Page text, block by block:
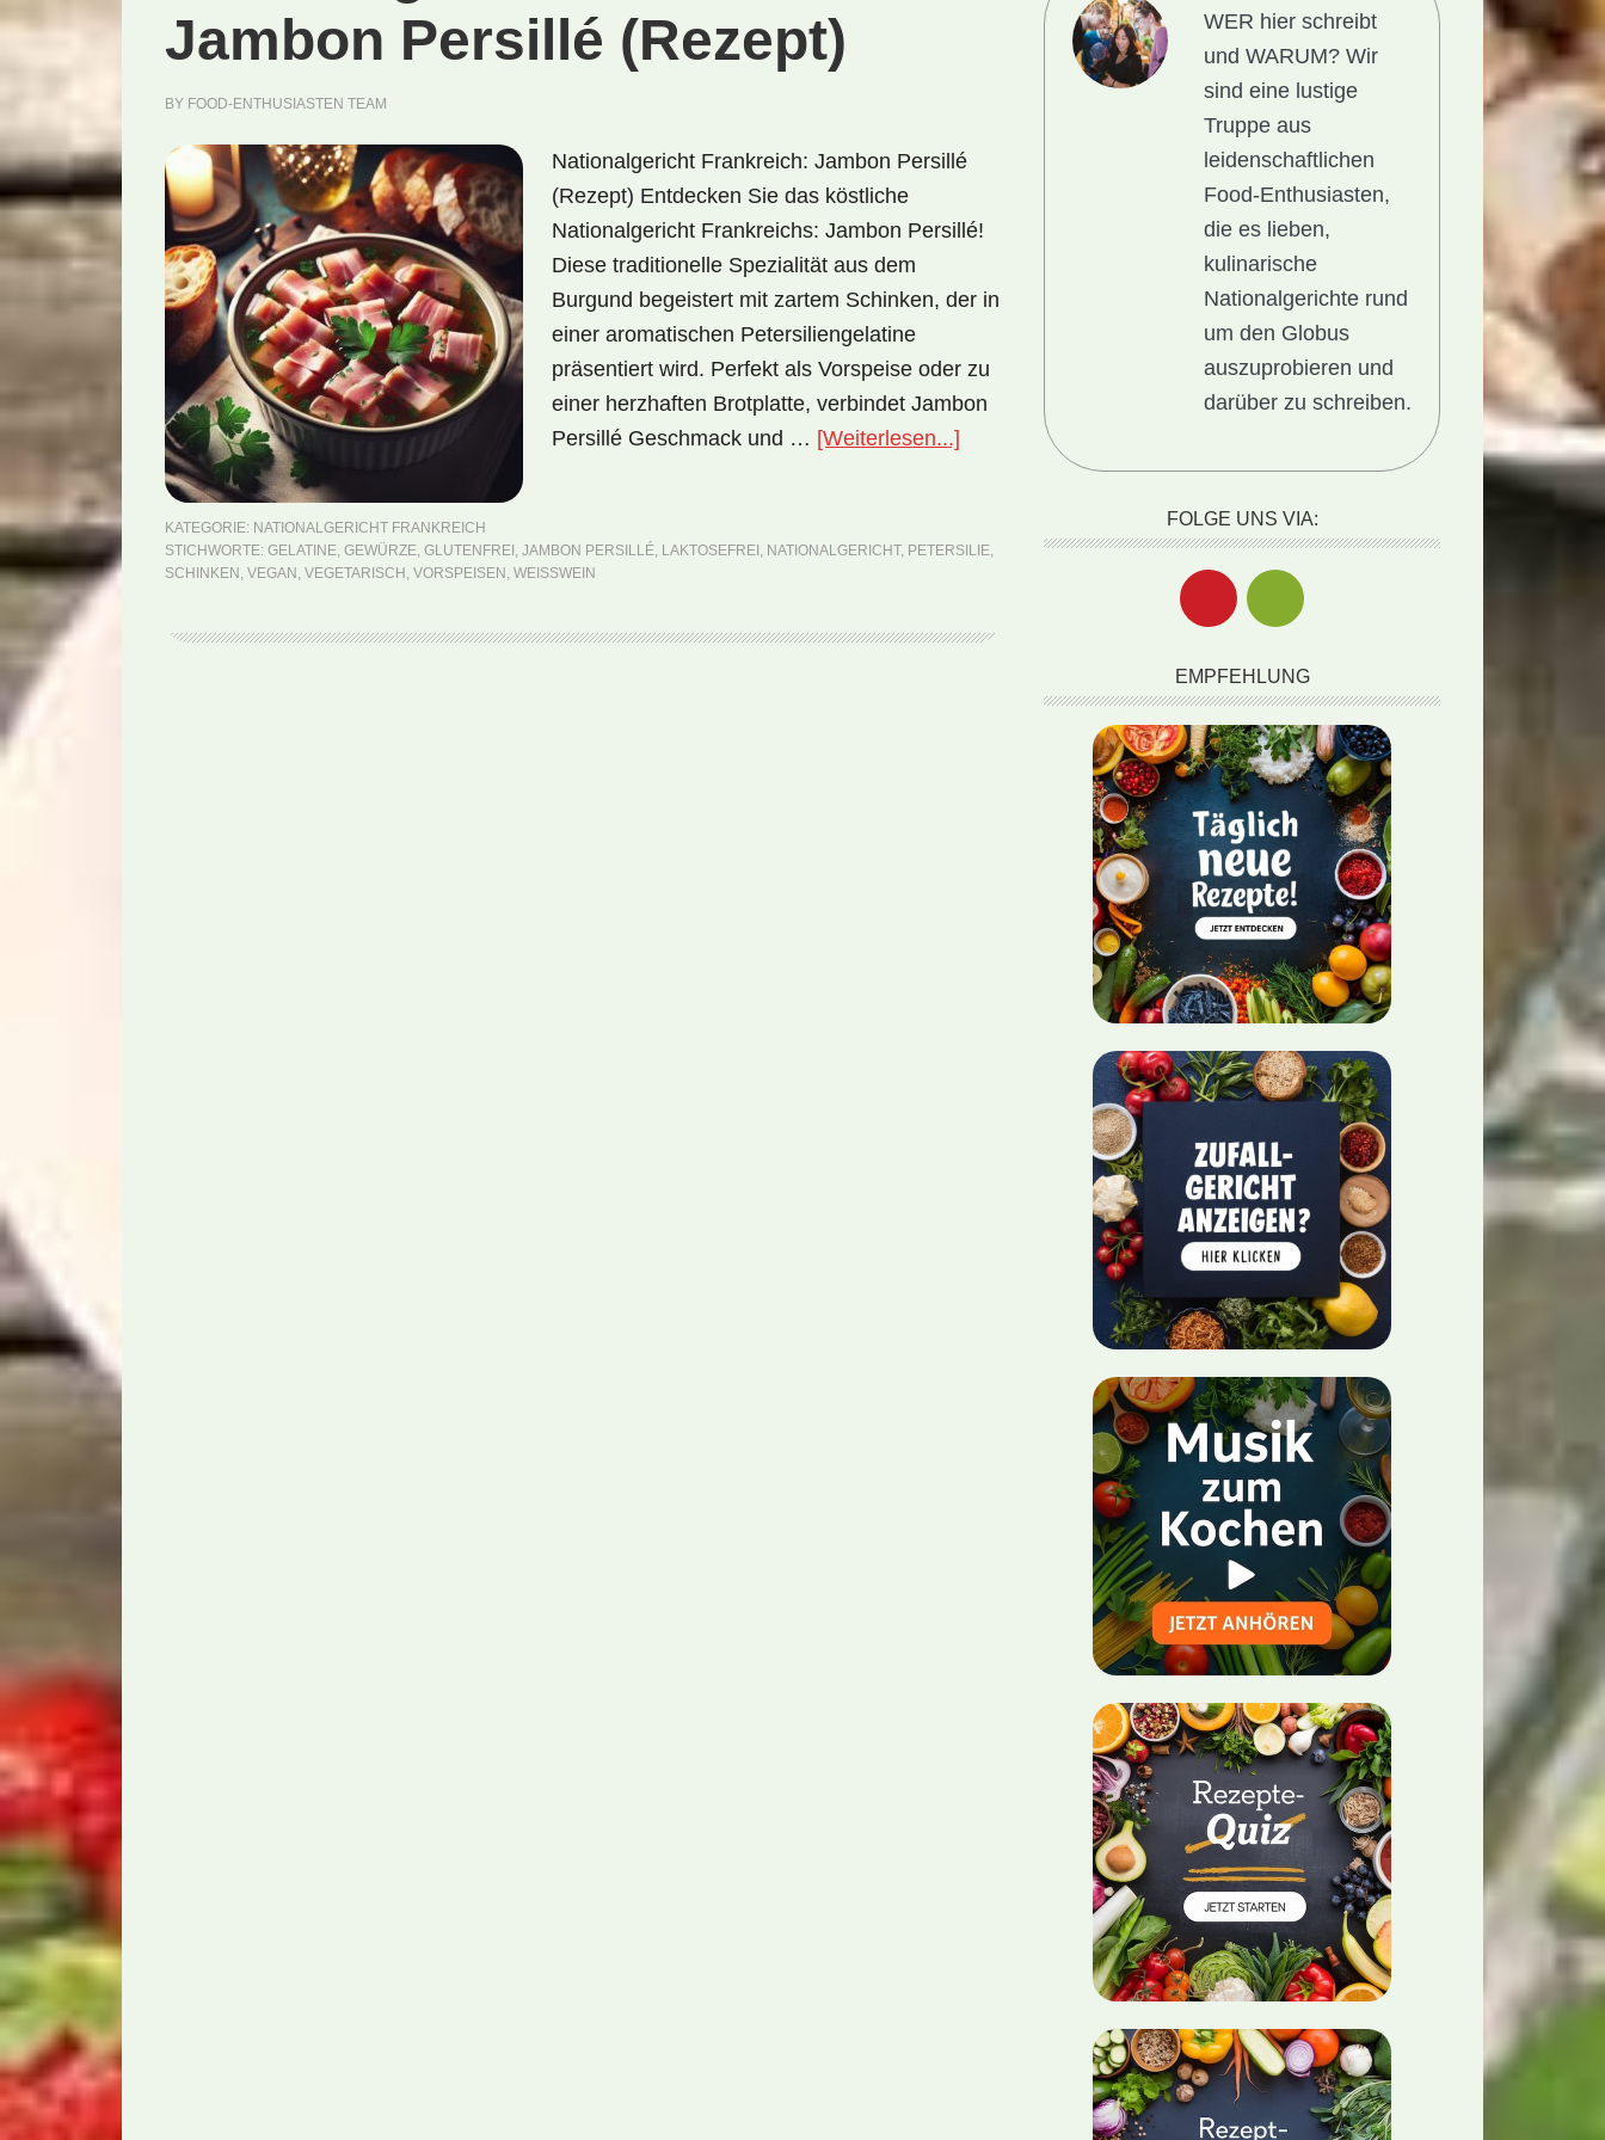
Jambon Persillé (Rezept)
BY FOOD-ENTHUSIASTEN TEAM
Nationalgericht Frankreich: Jambon Persillé
(Rezept) Entdecken Sie das köstliche
Nationalgericht Frankreichs: Jambon Persillé!
Diese traditionelle Spezialität aus dem
Burgund begeistert mit zartem Schinken, der in
einer aromatischen Petersiliengelatine
präsentiert wird. Perfekt als Vorspeise oder zu
einer herzhaften Brotplatte, verbindet Jambon
Persillé Geschmack und … [Weiterlesen...] ÜberNationalgericht
Persillé
KATEGORIE: NATIONALGERICHT FRANKREICH
STICHWORTE: GELATINE, GEWÜRZE, GLUTENFREI , JAMBON PERSILLÉ, LAKTOSEFREI , NATIONALGERICHT, PETERSILIE,
SCHINKEN , VEGAN , VEGETARISCH , VORSPEISEN , WEISSWEIN
WER hier schreibt
und WARUM?Wir
sind eine lustige
Truppe aus
leidenschaftlichen
Food-Enthusiasten,
die es lieben,
kulinarische
Nationalgerichte rund
um den Globus
auszuprobieren und
darüber zu schreiben.
FOLGE UNS VIA:
EMPFEHLUNG